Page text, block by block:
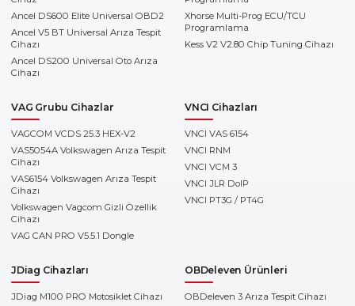
Ancel DS600 Elite Universal OBD2
Ancel V5 BT Universal Arıza Tespit
Cihazı
Ancel DS200 Universal Oto Arıza
Cihazı
Xhorse Multi-Prog ECU/TCU
Programlama
Kess V2 V2.80 Chip Tuning Cihazı
VAG Grubu Cihazlar
VAGCOM VCDS 25.3 HEX-V2
VAS5054A Volkswagen Arıza Tespit
Cihazı
VAS6154 Volkswagen Arıza Tespit
Cihazı
Volkswagen Vagcom Gizli Özellik
Cihazı
VAG CAN PRO V5.5.1 Dongle
VNCI Cihazları
VNCI VAS 6154
VNCI RNM
VNCI VCM 3
VNCI JLR DoIP
VNCI PT3G / PT4G
JDiag Cihazları
JDiag M100 PRO Motosiklet Cihazı
OBDeleven Ürünleri
OBDeleven 3 Arıza Tespit Cihazı